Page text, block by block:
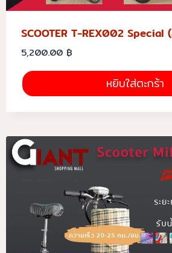
SCOOTER T-REX002 Special
5,200.00 ฿
หยิบใส่ตะกร้า